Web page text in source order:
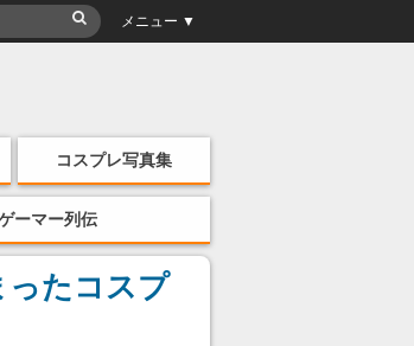
メニュー ▼
コスプレ写真集
ーマー列伝
たコスプ